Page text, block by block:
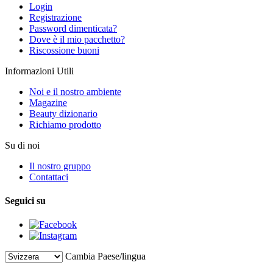
Login
Registrazione
Password dimenticata?
Dove è il mio pacchetto?
Riscossione buoni
Informazioni Utili
Noi e il nostro ambiente
Magazine
Beauty dizionario
Richiamo prodotto
Su di noi
Il nostro gruppo
Contattaci
Seguici su
Cambia Paese/lingua